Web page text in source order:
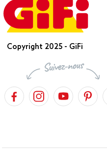
Copyright 2025 - GiFi